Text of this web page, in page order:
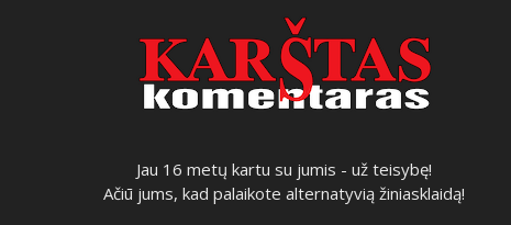
Jau 16 metų kartu su jumis - už teisybę!
Ačiū jums, kad palaikote alternatyvią žiniasklaidą!